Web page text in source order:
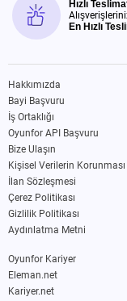
Hızlı
En Hızlı
Hakkımızda
Bayi Başvuru
İş Ortaklığı
Oyunfor API Başvuru
Bize Ulaşın
Kişisel Verilerin Korunması
İlan Sözleşmesi
Çerez Politikası
Gizlilik Politikası
Aydınlatma Metni
Oyunfor Kariyer
Eleman.net
Kariyer.net